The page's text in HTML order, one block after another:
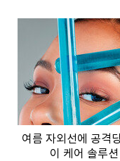
여름 자외선에 공격
이 케어 솔루션